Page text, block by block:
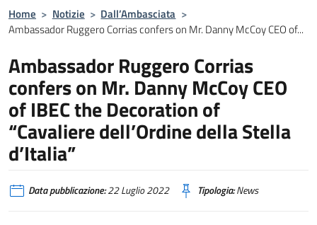
Home > Notizie > Dall’Ambasciata >
Ambassador Ruggero Corrias confers on Mr. Danny McCoy CEO of...
Ambassador Ruggero Corrias
confers on Mr. Danny McCoy CEO
of IBEC the Decoration of
“Cavaliere dell’Ordine della Stella
d’Italia”
Data pubblicazione:22 Luglio 2022 Tipologia:News